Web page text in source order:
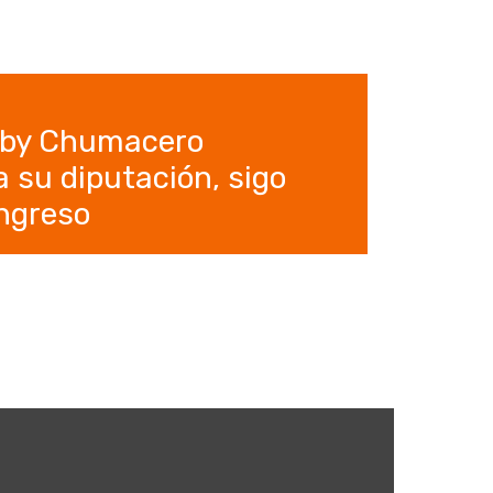
Chumacero
su diputación, sigo